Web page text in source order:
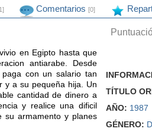
Comentarios [0]
en Egipto hasta que
antiarabe. Desde
con un salario tan
y a su pequeña hija. Un
cantidad de dinero a
y realice una dificil
su armamento y planes
TÍTULO
AÑO: 1987
GÉNERO: